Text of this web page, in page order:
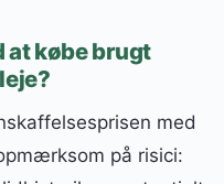
at købe brugt
med
på risici: